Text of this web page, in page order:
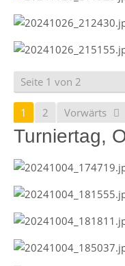
Seite 1 von 2
1 2 Vorwärts
Turniertag,